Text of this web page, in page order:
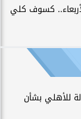
كسوف كلي
للأهلي بشأن